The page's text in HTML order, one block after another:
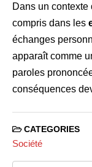
Dans un
compris dans les
échanges
apparaît comme
paroles
conséquences
CATEGORIES
Société